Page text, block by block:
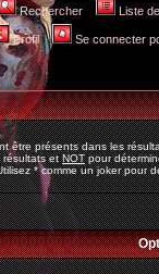
Rechercher Liste
Profil Se connecter
être présents dans les
résultats etNOTpour
* comme un joker pour